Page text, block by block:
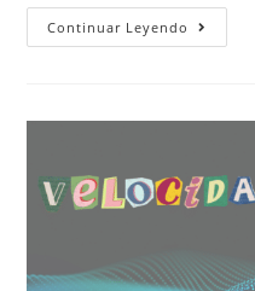
Continuar Leyendo